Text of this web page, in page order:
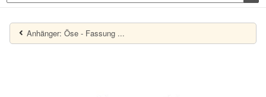
Anhänger: Öse - Fassung ...